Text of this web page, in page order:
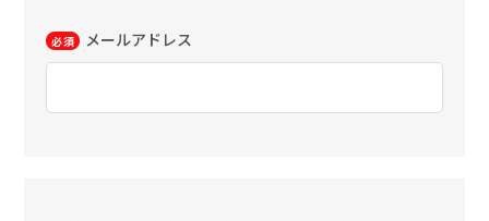
必須 メールアドレス